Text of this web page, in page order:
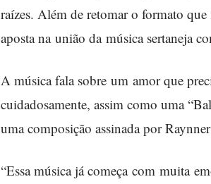
raízes. Além de retomar o formato que
aposta na união da música sertaneja
A música fala sobre um amor que
cuidadosamente, assim como uma
uma composição assinada por
“Essa música já começa com muita